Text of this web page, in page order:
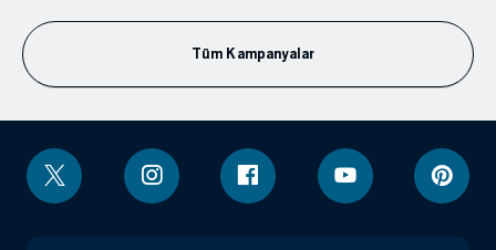
Tüm Kampanyalar